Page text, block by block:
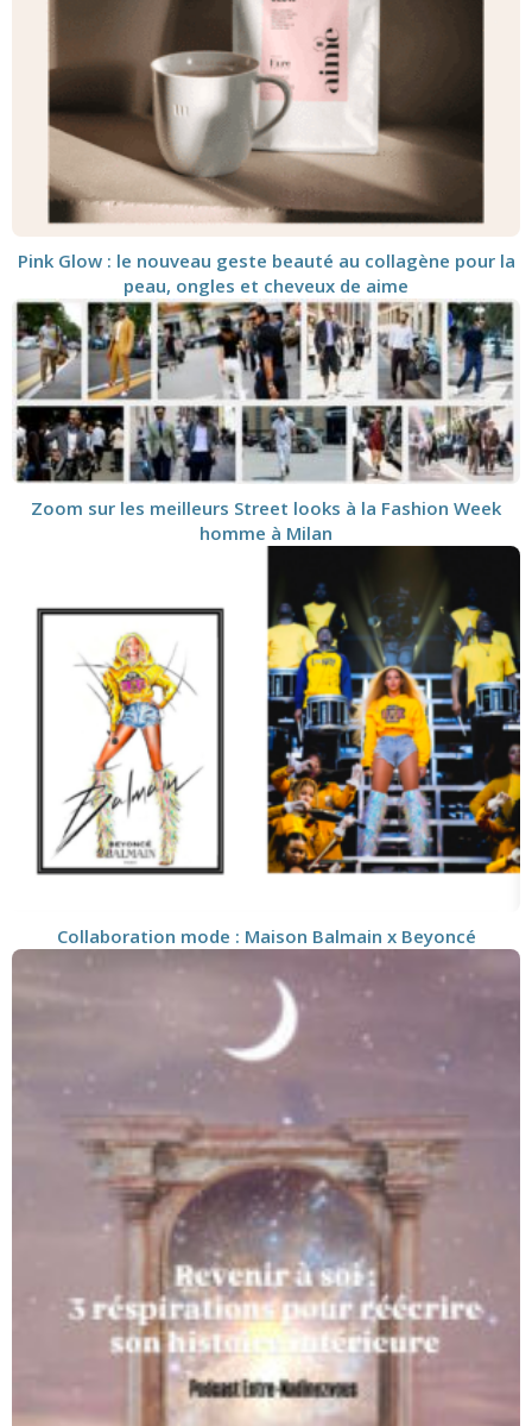
Pink Glow : le nouveau geste beauté au collagène pour la
peau, ongles et cheveux de aime
Zoom sur les meilleurs Street looks à la Fashion Week
homme à Milan
Collaboration mode : Maison Balmain x Beyoncé